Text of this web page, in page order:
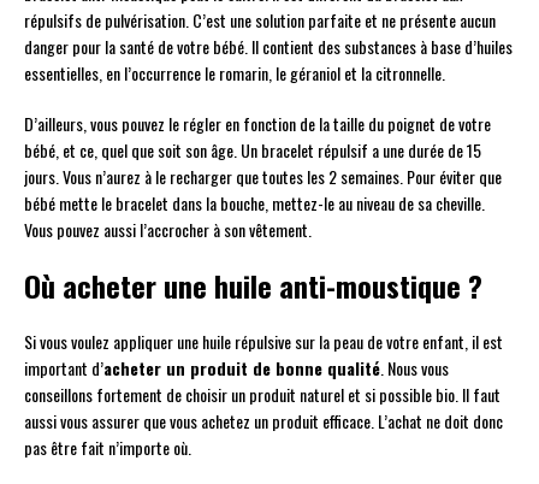
répulsifs de pulvérisation. C’est une solution parfaite et ne présente aucun
danger pour la santé de votre bébé. Il contient des substances à base d’huiles
essentielles, en l’occurrence le romarin, le géraniol et la citronnelle.
D’ailleurs, vous pouvez le régler en fonction de la taille du poignet de votre
bébé, et ce, quel que soit son âge. Un bracelet répulsif a une durée de 15
jours. Vous n’aurez à le recharger que toutes les 2 semaines. Pour éviter que
bébé mette le bracelet dans la bouche, mettez-le au niveau de sa cheville.
Vous pouvez aussi l’accrocher à son vêtement.
Où acheter une huile anti-moustique ?
Si vous voulez appliquer une huile répulsive sur la peau de votre enfant, il est
important d’acheter un produit de bonne qualité . Nous vous
conseillons fortement de choisir un produit naturel et si possible bio. Il faut
aussi vous assurer que vous achetez un produit efficace. L’achat ne doit donc
pas être fait n’importe où.